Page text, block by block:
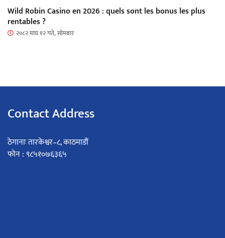
Wild Robin Casino en 2026 : quels sont les bonus les plus
rentables ?
२०८२ माघ १२ गते, सोमबार
Contact Address
ठेगानाः तारकेश्वर–८, काठमाडौं
फोन : ९८५१०७६३६५